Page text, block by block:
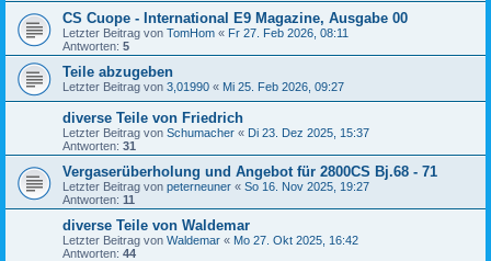
CS Cuope - International E9 Magazine, Ausgabe 00
Letzter Beitrag von TomHom « Fr 27. Feb 2026, 08:11
Antworten: 5
Teile abzugeben
Letzter Beitrag von 3,01990 « Mi 25. Feb 2026, 09:27
diverse Teile von Friedrich
Letzter Beitrag von Schumacher « Di 23. Dez 2025, 15:37
Antworten: 31
Vergaserüberholung und Angebot für 2800CS Bj.68 - 71
Letzter Beitrag von peterneuner « So 16. Nov 2025, 19:27
Antworten: 11
diverse Teile von Waldemar
Letzter Beitrag von Waldemar « Mo 27. Okt 2025, 16:42
Antworten: 44